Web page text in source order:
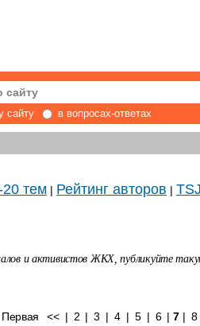
сайту в вопросах-ответах
20 тем | Рейтинг авторов |
и активистов ЖКХ, публикуйте
Первая << | 2 | 3 | 4 | 5 | 6 |7 | 8